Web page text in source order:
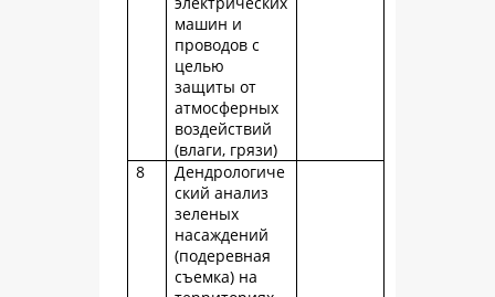
машин и
проводов с
целью
защиты от
атмосферных
воздействий
(влаги, грязи)
8
Дендрологиче
ский анализ
зеленых
насаждений
(подеревная
съемка) на